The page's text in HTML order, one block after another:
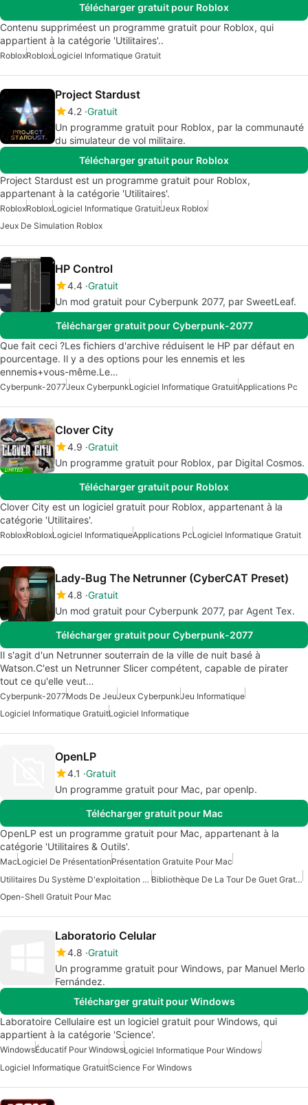
Télécharger gratuit pour Roblox
Contenu suppriméest un programme gratuit pour Roblox, qui
appartient à la catégorie 'Utilitaires'..
RobloxRobloxLogiciel Informatique Gratuit
Project Stardust
4.2 Gratuit
Un programme gratuit pour Roblox, par la communauté
du simulateur de vol militaire.
Télécharger gratuit pour Roblox
Project Stardust est un programme gratuit pour Roblox,
appartenant à la catégorie 'Utilitaires'.
RobloxRobloxLogiciel Informatique GratuitJeux Roblox
Jeux De Simulation Roblox
HP Control
4.4 Gratuit
Un mod gratuit pour Cyberpunk 2077, par SweetLeaf.
Télécharger gratuit pour Cyberpunk-2077
Que fait ceci ?Les fichiers d'archive réduisent le HP par défaut en
pourcentage. Il y a des options pour les ennemis et les
ennemis+vous-même.Le…
Cyberpunk-2077Jeux CyberpunkLogiciel Informatique GratuitApplications Pc
Clover City
4.9 Gratuit
Un programme gratuit pour Roblox, par Digital Cosmos.
Télécharger gratuit pour Roblox
Clover City est un logiciel gratuit pour Roblox, appartenant à la
catégorie 'Utilitaires'.
RobloxRobloxLogiciel InformatiqueApplications PcLogiciel Informatique Gratuit
Lady-Bug The Netrunner (CyberCAT Preset)
4.8 Gratuit
Un mod gratuit pour Cyberpunk 2077, par Agent Tex.
Télécharger gratuit pour Cyberpunk-2077
Il s'agit d'un Netrunner souterrain de la ville de nuit basé à
Watson.C'est un Netrunner Slicer compétent, capable de pirater
tout ce qu'elle veut…
Cyberpunk-2077Mods De JeuJeux CyberpunkJeu Informatique
Logiciel Informatique GratuitLogiciel Informatique
OpenLP
4.1 Gratuit
Un programme gratuit pour Mac, par openlp.
Télécharger gratuit pour Mac
OpenLP est un programme gratuit pour Mac, appartenant à la
catégorie 'Utilitaires & Outils'.
MacLogiciel De PrésentationPrésentation Gratuite Pour Mac
Utilitaires Du Système D'exploitation Pour Mac
Bibliothèque De La Tour De Guet Gratuite Pour Mac
Open-Shell Gratuit Pour Mac
Laboratorio Celular
4.8 Gratuit
Un programme gratuit pour Windows, par Manuel Merlo
Fernández.
Télécharger gratuit pour Windows
Laboratoire Cellulaire est un logiciel gratuit pour Windows, qui
appartient à la catégorie 'Science'.
WindowsÉducatif Pour WindowsLogiciel Informatique Pour Windows
Logiciel Informatique GratuitScience For Windows